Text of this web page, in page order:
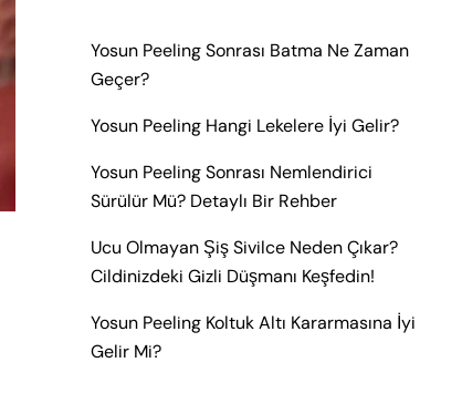
Yosun Peeling Sonrası Batma Ne Zaman
Geçer?
Yosun Peeling Hangi Lekelere İyi Gelir?
Yosun Peeling Sonrası Nemlendirici
Sürülür Mü? Detaylı Bir Rehber
Ucu Olmayan Şiş Sivilce Neden Çıkar?
Cildinizdeki Gizli Düşmanı Keşfedin!
Yosun Peeling Koltuk Altı Kararmasına İyi
Gelir Mi?